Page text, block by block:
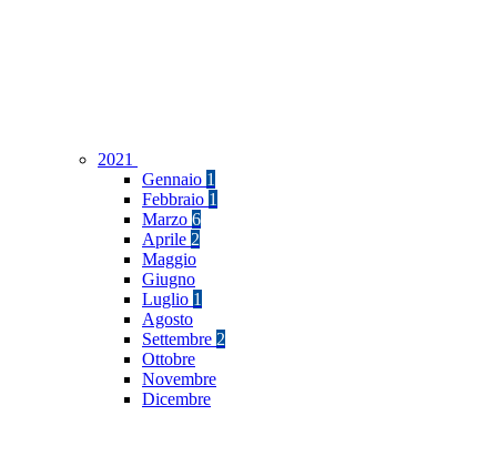
2021
Gennaio 1
Febbraio 1
Marzo 6
Aprile 2
Maggio
Giugno
Luglio 1
Agosto
Settembre 2
Ottobre
Novembre
Dicembre